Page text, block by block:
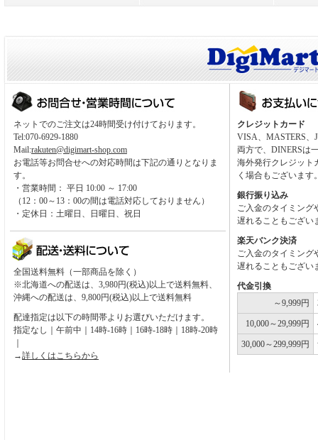
ネットでのご注文は24時間受け付けております。
Tel:070-6929-1880
Mail:rakuten@digimart-shop.com
お電話等お問合せへの対応時間は下記の通りとなりま
す。
・営業時間： 平日 10:00 ～ 17:00
（12：00～13：00の間は電話対応しておりません）
・定休日：土曜日、日曜日、祝日
全国送料無料（一部商品を除く）
※北海道への配送は、3,980円(税込)以上で送料無料、
沖縄への配送は、9,800円(税込)以上で送料無料
配達指定は以下の時間帯よりお選びいただけます。
指定なし｜午前中｜14時-16時｜16時-18時｜18時-20時
→詳しくはこちらから
クレジットカード
VISA、MASTERS、
両方で、DINERSは
海外発行クレジット
く場合もございます
銀行振り込み
ご入金のタイミング
遅れることもござい
楽天バンク決済
ご入金のタイミング
遅れることもござい
代金引換
～9,999円
10,000～29,999円
30,000～299,999円